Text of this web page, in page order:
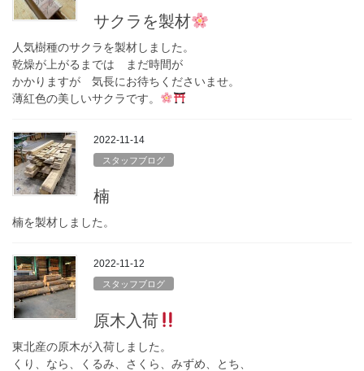
サクラを製材
人気樹種のサクラを製材しました。
乾燥が上がるまでは まだ時間が
かかりますが 気長にお待ちくださいませ。
薄紅色の美しいサクラです。
2022-11-14
スタッフブログ
楠
楠を製材しました。
2022-11-12
スタッフブログ
原木入荷
東北産の原木が入荷しました。
くり、なら、くるみ、さくら、みずめ、とち、